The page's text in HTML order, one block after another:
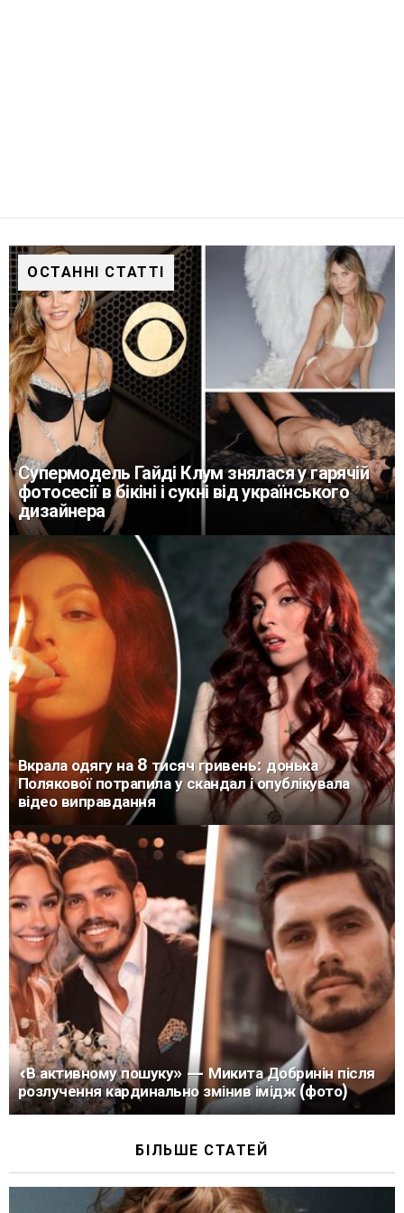
ОСТАННІ СТАТТІ
Супермодель Гайді Клум знялася у гарячій
фотосесії в бікіні і сукні від українського
дизайнера
Вкрала одягу на 8 тисяч гривень: донька
Полякової потрапила у скандал і опублікувала
відео виправдання
«В активному пошуку» — Микита Добринін після
розлучення кардинально змінив імідж (фото)
БІЛЬШЕ СТАТЕЙ